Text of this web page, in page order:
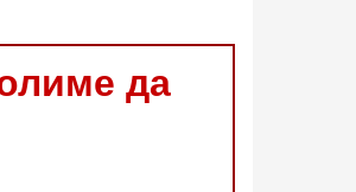
да